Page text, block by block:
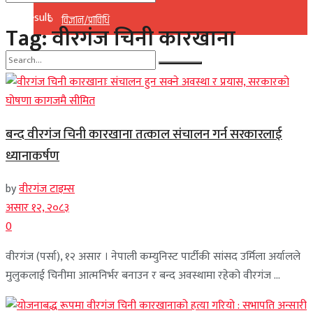
विज्ञान/प्राविधि
No Result
No Result
View All Result
Tag:वीरगंज चिनी कारखाना
बन्द वीरगंज चिनी कारखाना तत्काल संचालन गर्न सरकारलाई
ध्यानाकर्षण
byवीरगंज टाइम्स
असार १२, २०८३
0
वीरगंज (पर्सा), १२ असार । नेपाली कम्युनिस्ट पार्टीकी सांसद उर्मिला अर्यालले
मुलुकलाई चिनीमा आत्मनिर्भर बनाउन र बन्द अवस्थामा रहेको वीरगंज ...